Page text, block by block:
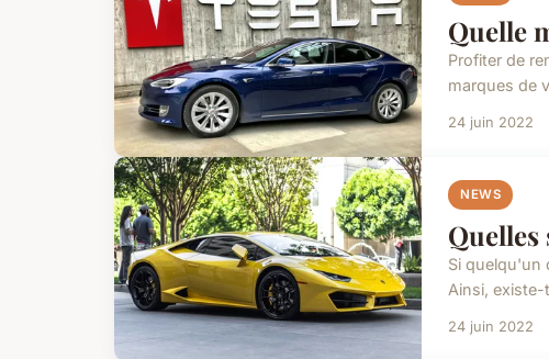
Quelle
Profiter de
marques de
24 juin 2022
NEWS
Quelles
Si quelqu'un
Ainsi,
24 juin 2022